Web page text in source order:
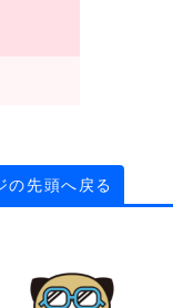
の先頭へ戻る